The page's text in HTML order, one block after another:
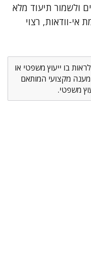
ולשמור תיעוד מלא
אי-וודאות, רצוי
בו ייעוץ משפטי או
מקצועי המותאם
משפטי.